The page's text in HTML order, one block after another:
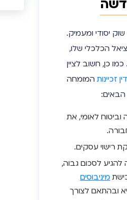
יסודי ומעמיק.
הכלכלי שלו,
כן, חשוב לציין
זכיינות המומחה
הבאים:
לאומי, את
רישוי עסקים.
לסכום גבוה,
מיניבוסים
ובהתאם לצורך